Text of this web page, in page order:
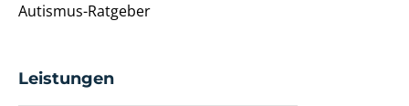
Autismus-Ratgeber
Leistungen